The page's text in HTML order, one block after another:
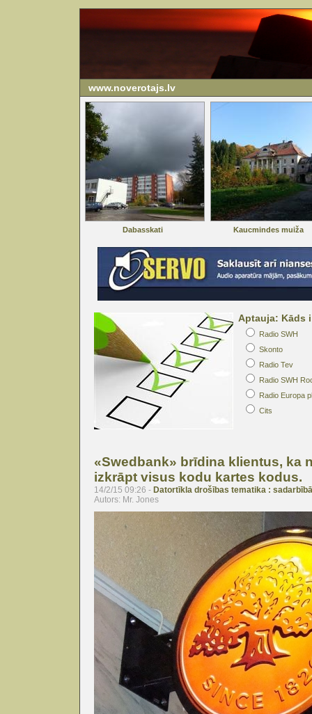
www.noverotajs.lv
Dabasskati Kaucmindes muiža
Aptauja: Kāds
Radio SWH
Skonto
Radio Tev
Radio SWH
Radio Europa
Cits
«Swedbank» brīdina klientus, ka
izkrāpt visus kodu kartes kodus.
14/2/15 09:26 - Datortīkla drošības tematika :
Autors: Mr. Jones